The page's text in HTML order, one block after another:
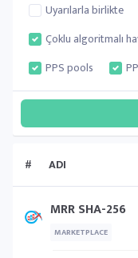
Uyarılarla birlikte
Çoklu algoritmalı
PPS pools
# ADI
MRR SHA-256
MARKETPLACE